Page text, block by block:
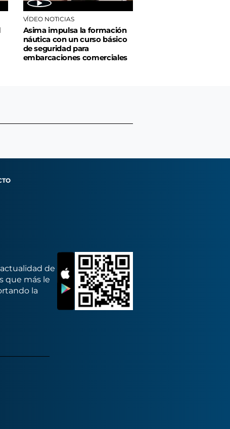
VÍDEO NOTICIAS
Asima impulsa la formación
náutica con un curso básico
de seguridad para
embarcaciones comerciales
de
que más le
la